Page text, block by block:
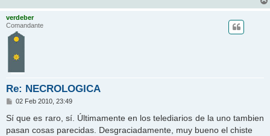
verdeber
Comandante
Re: NECROLOGICA
M
n
a
02 Feb 2010, 23:49
Sí que es raro, sí. Últimamente en los telediarios de la uno tambien
pasan cosas parecidas. Desgraciadamente, muy bueno el chiste